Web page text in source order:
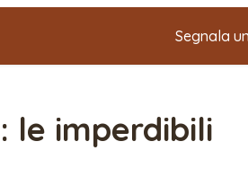
Segnala
: le imperdibili